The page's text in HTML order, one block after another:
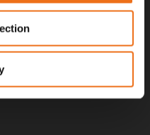
köp av ny maskin. Priserna
exempel